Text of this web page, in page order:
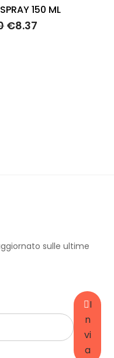
150 ML
€8.37
sulle ultime
I
n
vi
a